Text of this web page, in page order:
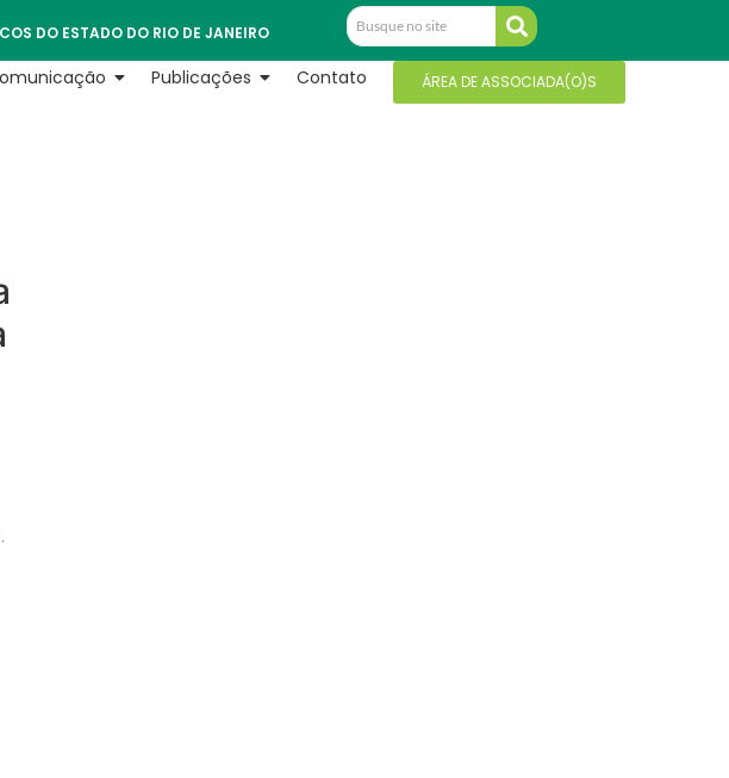
DO ESTADO DO RIO DE JANEIRO
Publicações Contato ÁREA DE ASSOCIADA(O)S